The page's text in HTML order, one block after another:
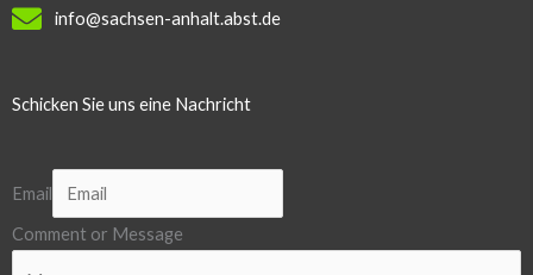
info@sachsen-anhalt.abst.de
Schicken Sie uns eine Nachricht
Email
Comment or Message